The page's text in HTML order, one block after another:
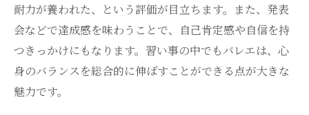
耐力が養われた、という評価が目立ちます。また、発表
会などで達成感を味わうことで、自己肯定感や自信を持
つきっかけにもなります。習い事の中でもバレエは、心
身のバランスを総合的に伸ばすことができる点が大きな
魅力です。